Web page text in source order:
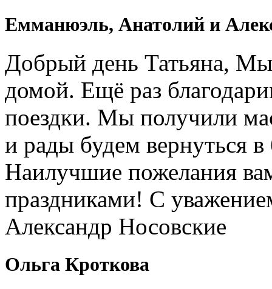
Емманюэль, Анатолий и
Добрый день Татьяна, Мы
домой. Ещё раз
поездки. Мы получили
и рады будем вернуться
Наилучшие пожелания
праздниками! С
Александр Носовские
Ольга Кроткова